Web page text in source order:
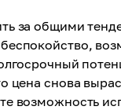
за общими
цена снова
возможность